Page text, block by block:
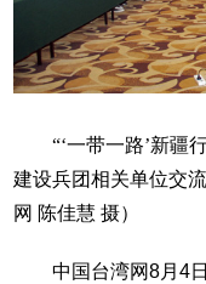
“‘一带一路’新疆
建设兵团相关单位交
网 陈佳慧 摄）
中国台湾网8月4日